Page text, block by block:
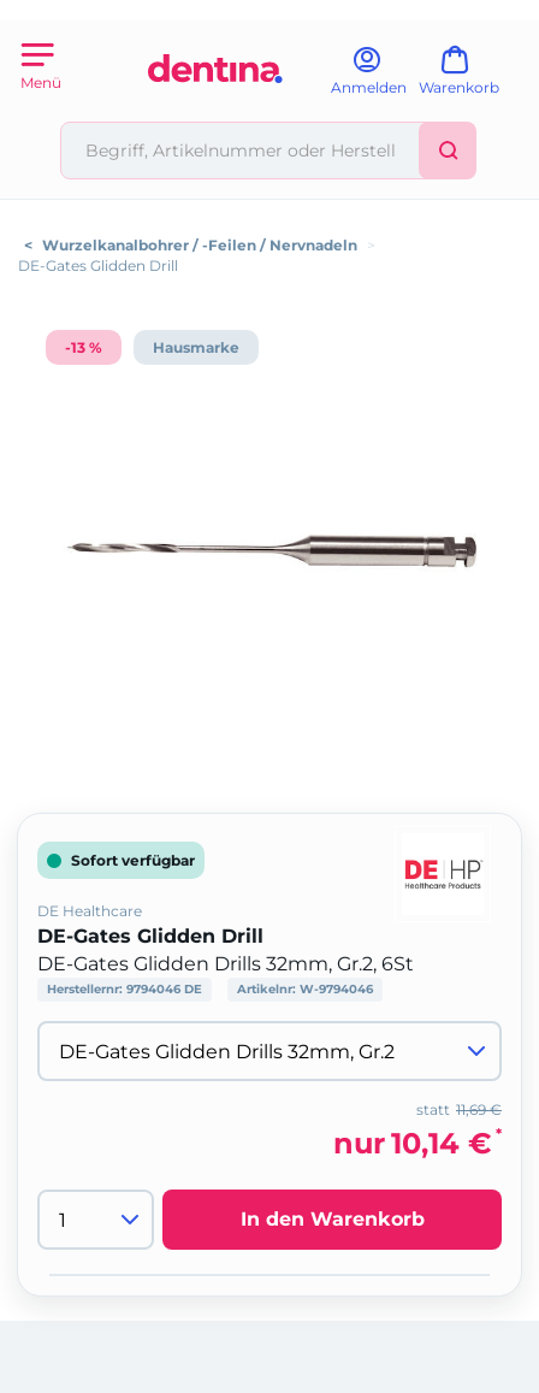
Menü Anmelden Warenkorb
< Wurzelkanalbohrer / -Feilen / Nervnadeln >
DE-Gates Glidden Drill
-13 % Hausmarke
Sofort verfügbar
DE Healthcare
DE-Gates Glidden Drill
DE-Gates Glidden Drills 32mm, Gr.2, 6St
Herstellernr: 9794046 DE Artikelnr: W-9794046
11,69 €
statt
nur10,14 € *
In den Warenkorb